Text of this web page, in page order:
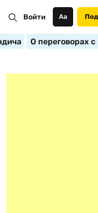
Войти Аа
О переговорах